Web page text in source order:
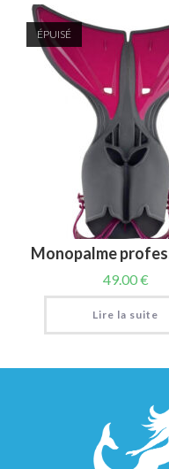
ÉPUISÉ
Monopalme
49.00€
Lire la suite